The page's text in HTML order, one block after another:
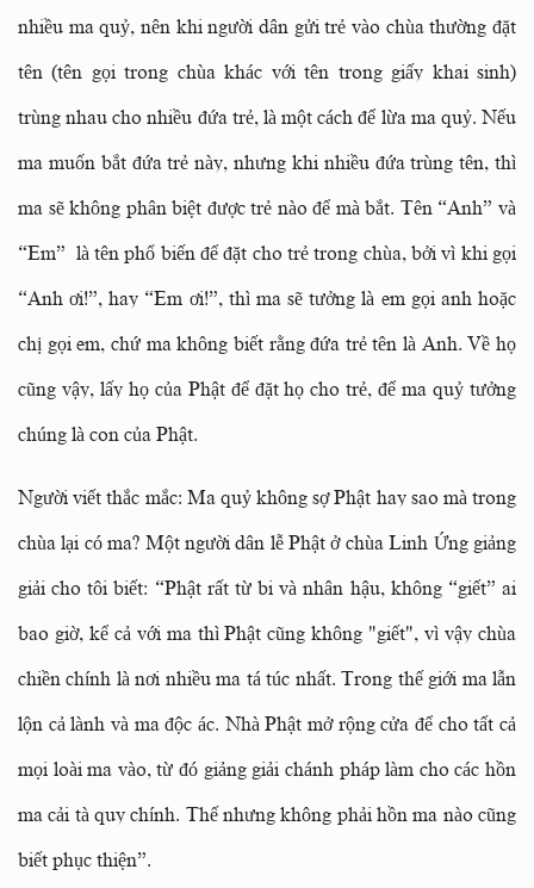
nhiều ma quỷ, nên khi người dân gửi trẻ vào chùa thường đặt
tên (tên gọi trong chùa khác với tên trong giấy khai sinh)
trùng nhau cho nhiều đứa trẻ, là một cách để lừa ma quỷ. Nếu
ma muốn bắt đứa trẻ này, nhưng khi nhiều đứa trùng tên, thì
ma sẽ không phân biệt được trẻ nào để mà bắt. Tên “Anh” và
“Em” là tên phổ biến để đặt cho trẻ trong chùa, bởi vì khi gọi
“Anh ơi!”, hay “Em ơi!”, thì ma sẽ tưởng là em gọi anh hoặc
chị gọi em, chứ ma không biết rằng đứa trẻ tên là Anh. Về họ
cũng vậy, lấy họ của Phật để đặt họ cho trẻ, để ma quỷ tưởng
chúng là con của Phật.
Người viết thắc mắc: Ma quỷ không sợ Phật hay sao mà trong
chùa lại có ma? Một người dân lễ Phật ở chùa Linh Ứng giảng
giải cho tôi biết: “Phật rất từ bi và nhân hậu, không “giết” ai
bao giờ, kể cả với ma thì Phật cũng không "giết", vì vậy chùa
chiền chính là nơi nhiều ma tá túc nhất. Trong thế giới ma lẫn
lộn cả lành và ma độc ác. Nhà Phật mở rộng cửa để cho tất cả
mọi loài ma vào, từ đó giảng giải chánh pháp làm cho các hồn
ma cải tà quy chính. Thế nhưng không phải hồn ma nào cũng
biết phục thiện”.